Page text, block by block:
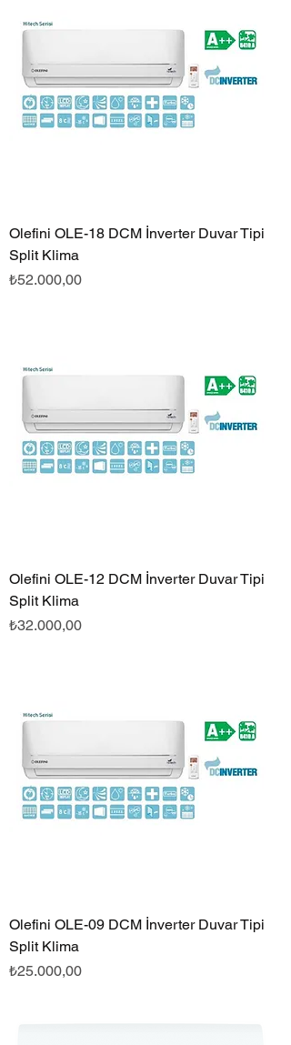
Olefini OLE-18 DCM İnverter Duvar Tipi
Split Klima
Fiyat
₺52.000,00
Olefini OLE-12 DCM İnverter Duvar Tipi
Split Klima
Fiyat
₺32.000,00
Olefini OLE-09 DCM İnverter Duvar Tipi
Split Klima
Fiyat
₺25.000,00